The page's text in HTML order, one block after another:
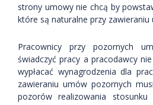
strony umowy nie chcą by
które są naturalne przy zawieraniu
Pracownicy przy pozornych
świadczyć pracy a pracodawcy
wypłacać wynagrodzenia dla
zawieraniu umów pozornych
pozorów realizowania